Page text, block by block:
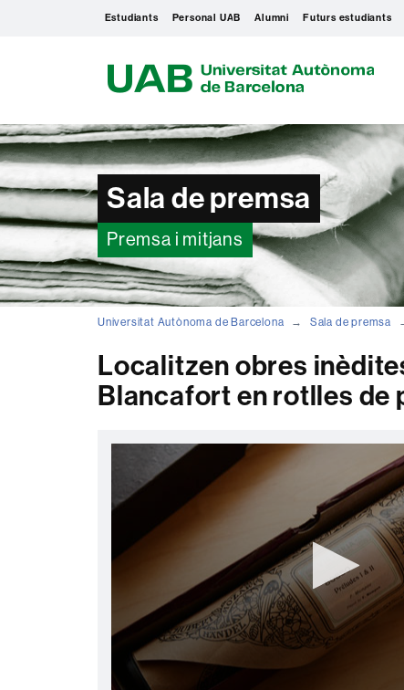
Estudiants Personal UAB Alumni Futurs estudiants
B
Sala de premsa
Premsa i mitjans
Universitat Autònoma de Barcelona Sala de premsa
Localitzen obres
Blancafort en rotlles de